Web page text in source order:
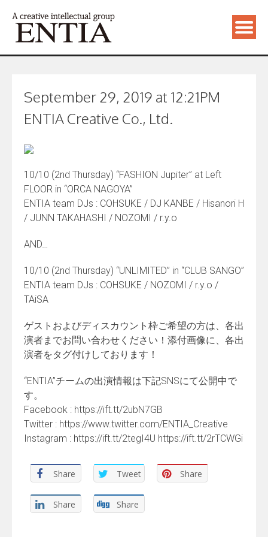
September 29, 2019 at 12:21PM
ENTIA Creative Co., Ltd.
10/10 (2nd Thursday) “FASHION Jupiter” at Left
FLOOR in “ORCA NAGOYA”
ENTIA team DJs : COHSUKE / DJ KANBE / Hisanori H
/ JUNN TAKAHASHI / NOZOMI / r.y.o
AND…
10/10 (2nd Thursday) “UNLIMITED” in “CLUB SANGO”
ENTIA team DJs : COHSUKE / NOZOMI / r.y.o /
TAiSA
ゲストおよびディスカウント枠ご希望の方は、各出
演者までお問い合わせください！添付画像に、各出
演者をタグ付けしております！
“ENTIA”チームの出演情報は下記SNSにて公開中で
す。
Facebook : https://ift.tt/2ubN7GB
Twitter : https://www.twitter.com/ENTIA_Creative
Instagram : https://ift.tt/2tegI4U https://ift.tt/2rTCWGi
Share Tweet Share
Share Share